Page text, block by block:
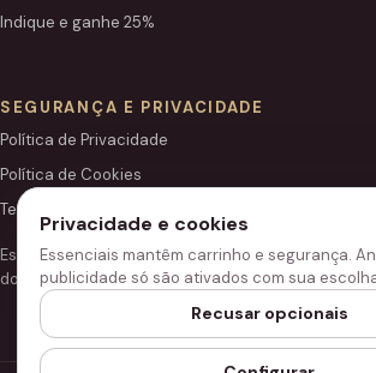
Indique e ganhe 25%
SEGURANÇA E PRIVACIDADE
Política de Privacidade
Política de Cookies
Termos de Uso
Este site é independente e não é o portal
do Grupo Hinode.
Privacidade e cookies
Essenciais mantêm carrinho e segurança.
publicidade só são ativados com sua
Recusar opcionais